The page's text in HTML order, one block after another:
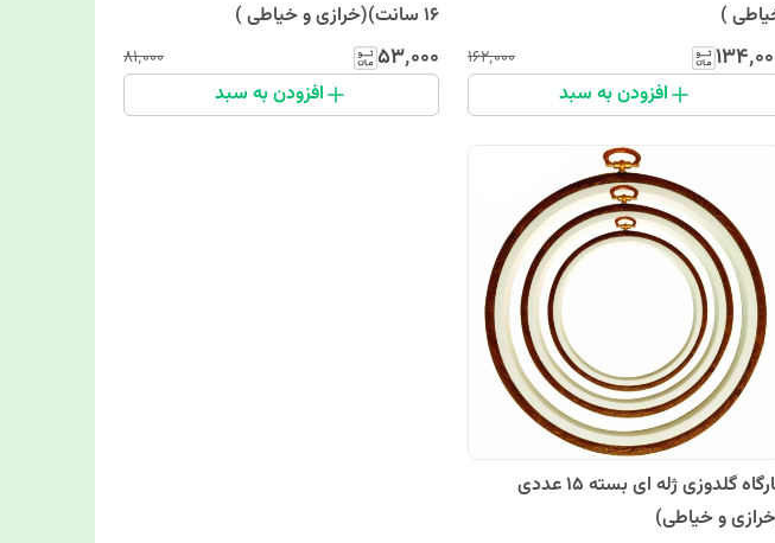
)
۱۶۲٬۰۰۰
افزودن به سبد
16 سانت)(خرازی و خیاطی )
۵۳٬۰۰۰ ۸۱٬۰۰۰
افزودن به سبد
کارگاه گلدوزی ژله ای بسته 15 عددی
و خیاطی)